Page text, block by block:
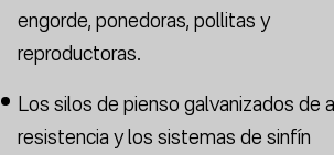
engorde, ponedoras, pollitas y
reproductoras.
Los silos de pienso galvanizados de
resistencia y los sistemas de sinfín